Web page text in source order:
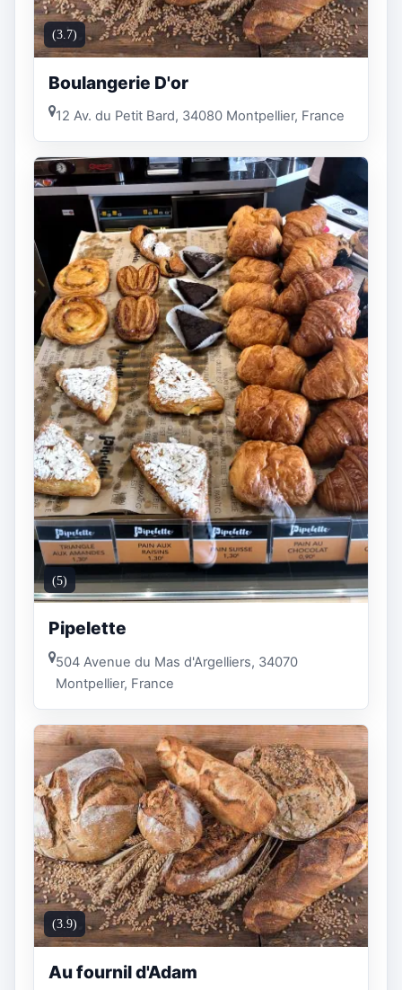
(3.7)
Boulangerie D'or
12 Av. du Petit Bard, 34080 Montpellier, France
(5)
Pipelette
504 Avenue du Mas d'Argelliers, 34070
Montpellier, France
(3.9)
Au fournil d'Adam